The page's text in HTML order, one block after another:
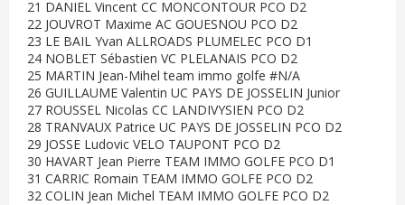
21 DANIEL Vincent CC MONCONTOUR PCO D2
22 JOUVROT Maxime AC GOUESNOU PCO D2
23 LE BAIL Yvan ALLROADS PLUMELEC PCO D1
24 NOBLET Sébastien VC PLELANAIS PCO D2
25 MARTIN Jean-Mihel team immo golfe #N/A
26 GUILLAUME Valentin UC PAYS DE JOSSELIN Junior
27 ROUSSEL Nicolas CC LANDIVYSIEN PCO D2
28 TRANVAUX Patrice UC PAYS DE JOSSELIN PCO D2
29 JOSSE Ludovic VELO TAUPONT PCO D2
30 HAVART Jean Pierre TEAM IMMO GOLFE PCO D1
31 CARRIC Romain TEAM IMMO GOLFE PCO D2
32 COLIN Jean Michel TEAM IMMO GOLFE PCO D2